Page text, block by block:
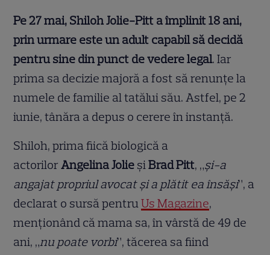
Pe 27 mai, Shiloh Jolie-Pitt a împlinit 18 ani,
prin urmare este un adult capabil să decidă
pentru sine din punct de vedere legal. Iar
prima sa decizie majoră a fost să renunțe la
numele de familie al tatălui său. Astfel, pe 2
iunie, tânăra a depus o cerere în instanță.
Shiloh, prima fiică biologică a
actorilorAngelina Jolie șiBrad Pitt, „și-a
angajat propriul avocat și a plătit ea însăși”, a
declarat o sursă pentruUs Magazine,
menționând că mama sa, în vârstă de 49 de
ani, „nu poate vorbi”, tăcerea sa fiind